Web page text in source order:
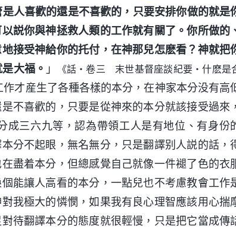
人喜歡的還是不喜歡的，只要安排你做的就是
説你與神拯救人類的工作就有關了。你所做的
接受神給你的托付，在神那兒怎麽看？神就把
大福。 」
《話・卷三 末世基督座談紀要・什麽是
才産生了各種各樣的本分，在神家本分没有高
不喜歡的，只要是從神來的本分就該接受過來，
三六九等，認為帶領工人是有地位、有身份
分不起眼，無名無分，只是翻譯别人説的話，
盡着本分，但總感覺自己就像一件褪了色的衣
能讓人高看的本分，一點兒也不考慮教會工作
我極大的憐憫，如果我有良心理智應該用心揣
待翻譯本分的態度就很輕慢，只是把它當成傳